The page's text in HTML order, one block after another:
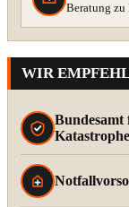
Beratung
WIR
Bundesamt